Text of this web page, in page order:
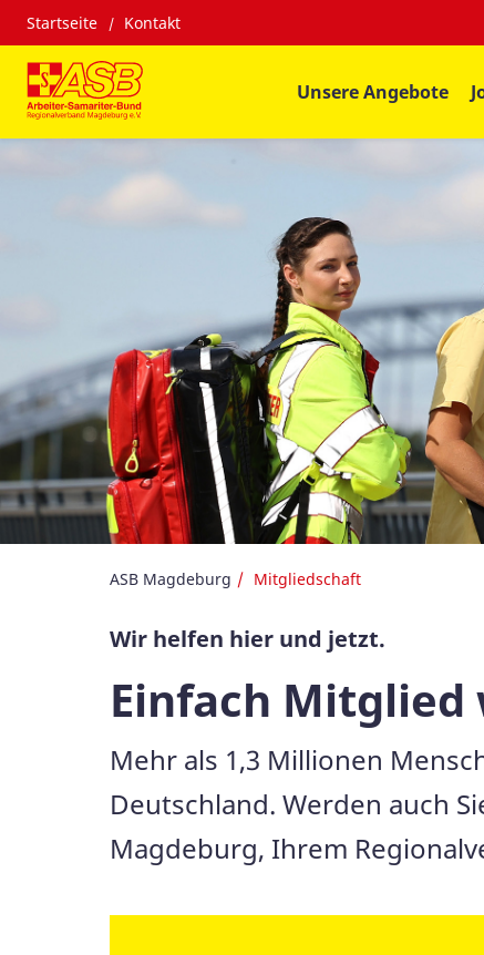
Startseite Kontakt
Unsere Angebote
ASB Magdeburg Mitgliedschaft
Wir helfen hier und jetzt.
Einfach Mitglied
Mehr als 1,3 Millionen
Deutschland. Werden auch
Magdeburg, Ihrem